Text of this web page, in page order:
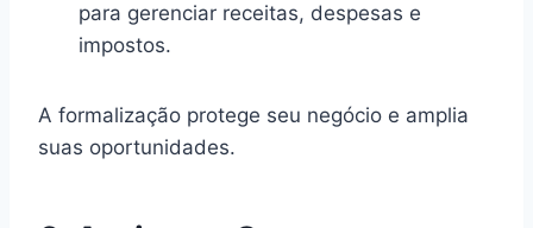
para gerenciar receitas, despesas e
impostos.
A formalização protege seu negócio e amplia
suas oportunidades.